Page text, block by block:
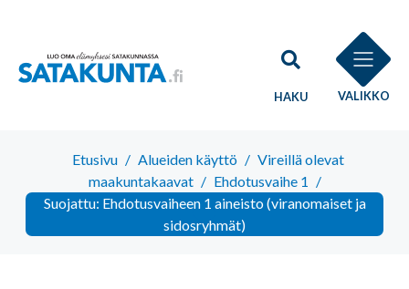
HAKU VALIKKO
Etusivu / Alueiden käyttö / Vireillä olevat
maakuntakaavat / Ehdotusvaihe 1 /
Suojattu: Ehdotusvaiheen 1 aineisto (viranomaiset ja
sidosryhmät)